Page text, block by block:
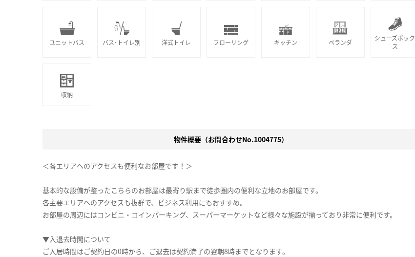
ユニットバス バス･トイレ別 洋式トイレ フローリング キッチン ベランダ
シューズボック
ス
収納
物件概要（お問合わせNo.1004775）
＜各エリアへのアクセスも便利なお部屋です！＞
基本的な設備が整ったこちらのお部屋は最寄り駅まで徒歩圏内の便利な立地のお部屋です。
各主要エリアへのアクセスも抜群で、ビジネス利用にもおすすめ。
お部屋の周辺にはコンビニ・コインパーキング、スーパーマーケットなど様々な施設が揃っており非常に便利です。
▼入退去時間について
ご入居時間はご契約日の0時から、ご退去は契約満了の翌朝8時までとなります。